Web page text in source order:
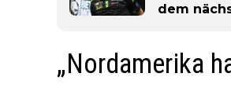
dem
„Nordamerika